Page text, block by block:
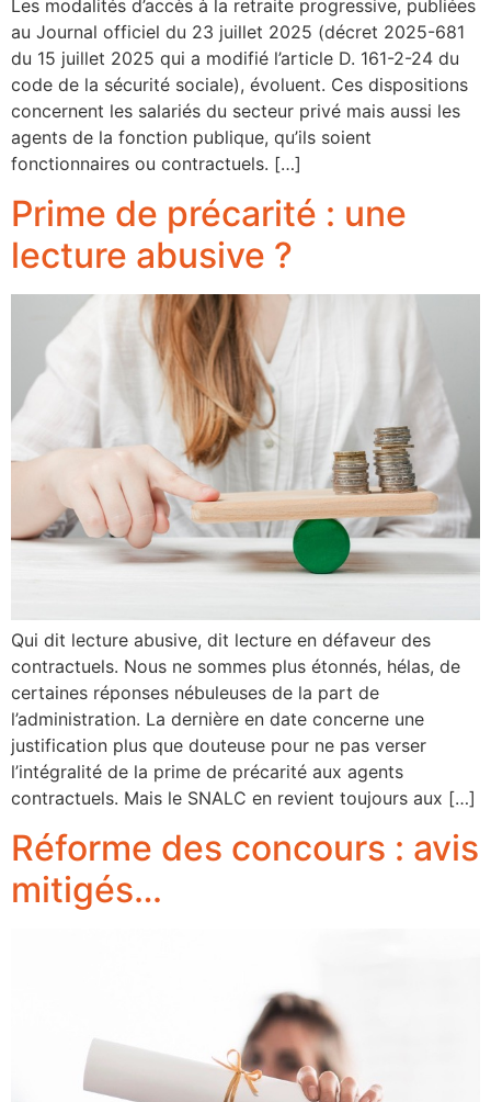
Les modalités d’accès à la retraite progressive, publiées
au Journal officiel du 23 juillet 2025 (décret 2025-681
du 15 juillet 2025 qui a modifié l’article D. 161-2-24 du
code de la sécurité sociale), évoluent. Ces dispositions
concernent les salariés du secteur privé mais aussi les
agents de la fonction publique, qu’ils soient
fonctionnaires ou contractuels. […]
Prime de précarité : une
lecture abusive ?
Qui dit lecture abusive, dit lecture en défaveur des
contractuels. Nous ne sommes plus étonnés, hélas, de
certaines réponses nébuleuses de la part de
l’administration. La dernière en date concerne une
justification plus que douteuse pour ne pas verser
l’intégralité de la prime de précarité aux agents
contractuels. Mais le SNALC en revient toujours aux […]
Réforme des concours : avis
mitigés…